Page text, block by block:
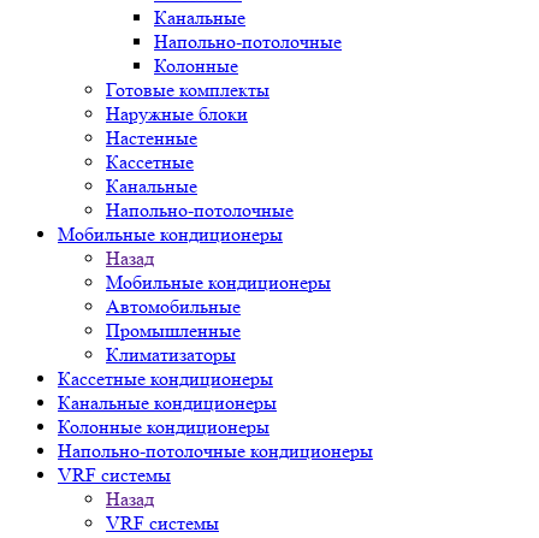
Канальные
Напольно-потолочные
Колонные
Готовые комплекты
Наружные блоки
Настенные
Кассетные
Канальные
Напольно-потолочные
Мобильные кондиционеры
Назад
Мобильные кондиционеры
Автомобильные
Промышленные
Климатизаторы
Кассетные кондиционеры
Канальные кондиционеры
Колонные кондиционеры
Напольно-потолочные кондиционеры
VRF системы
Назад
VRF системы